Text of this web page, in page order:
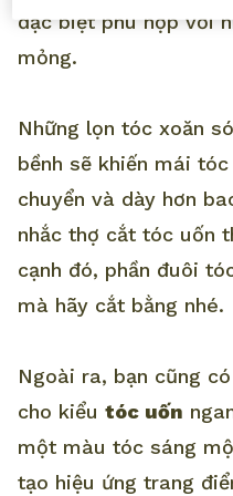
đặc biệt phù hợp với
mỏng.
Những lọn tóc xoăn
bềnh sẽ khiến mái
chuyển và dày hơn
nhắc thợ cắt tóc uốn
cạnh đó, phần đuôi
mà hãy cắt bằng nhé.
Ngoài ra, bạn cũng
cho kiểu tóc uốn
một màu tóc sáng
tạo hiệu ứng trang